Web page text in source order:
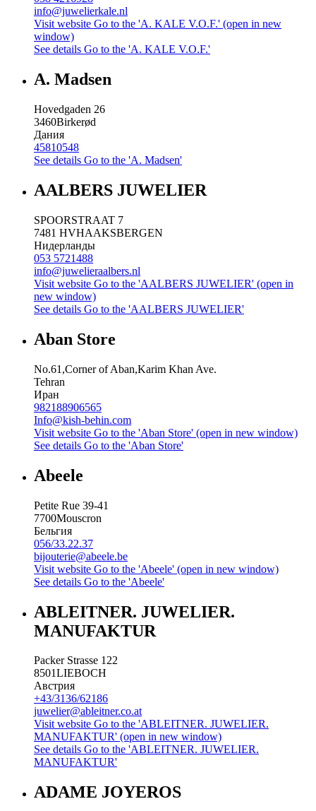
info@juwelierkale.nl
Visit website Go to the 'A. KALE V.O.F.' (open in new
window)
See details Go to the 'A. KALE V.O.F.'
A. Madsen
Hovedgaden 26
3460Birkerød
Дания
45810548
See details Go to the 'A. Madsen'
AALBERS JUWELIER
SPOORSTRAAT 7
7481 HVHAAKSBERGEN
Нидерланды
053 5721488
info@juwelieraalbers.nl
Visit website Go to the 'AALBERS JUWELIER' (open in
new window)
See details Go to the 'AALBERS JUWELIER'
Aban Store
No.61,Corner of Aban,Karim Khan Ave.
Tehran
Иран
982188906565
Info@kish-behin.com
Visit website Go to the 'Aban Store' (open in new window)
See details Go to the 'Aban Store'
Abeele
Petite Rue 39-41
7700Mouscron
Бельгия
056/33.22.37
bijouterie@abeele.be
Visit website Go to the 'Abeele' (open in new window)
See details Go to the 'Abeele'
ABLEITNER. JUWELIER.
MANUFAKTUR
Packer Strasse 122
8501LIEBOCH
Австрия
+43/3136/62186
juwelier@ableitner.co.at
Visit website Go to the 'ABLEITNER. JUWELIER.
MANUFAKTUR' (open in new window)
See details Go to the 'ABLEITNER. JUWELIER.
MANUFAKTUR'
ADAME JOYEROS